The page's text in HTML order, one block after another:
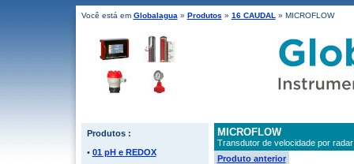
Você está em Globalagua » Produtos » 16 CAUDAL » MICROFLOW
Produtos :
• 01 pH e REDOX
MICROFLOW
Transdutor de velocidade por radar
Produto anterior